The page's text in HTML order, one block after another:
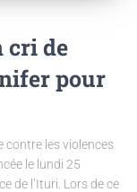
cri de
pour
contre les violences
le lundi 25
de l’Ituri. Lors de ce